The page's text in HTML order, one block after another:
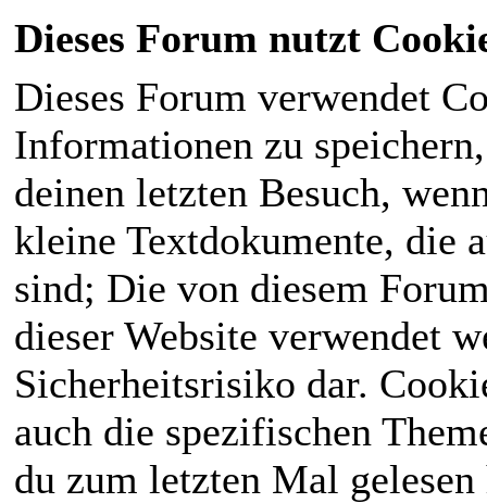
Dieses Forum nutzt
Dieses Forum verwendet
Informationen zu
deinen letzten Besuch,
kleine Textdokumente, die
sind; Die von diesem
dieser Website verwendet
Sicherheitsrisiko dar.
auch die spezifischen
du zum letzten Mal